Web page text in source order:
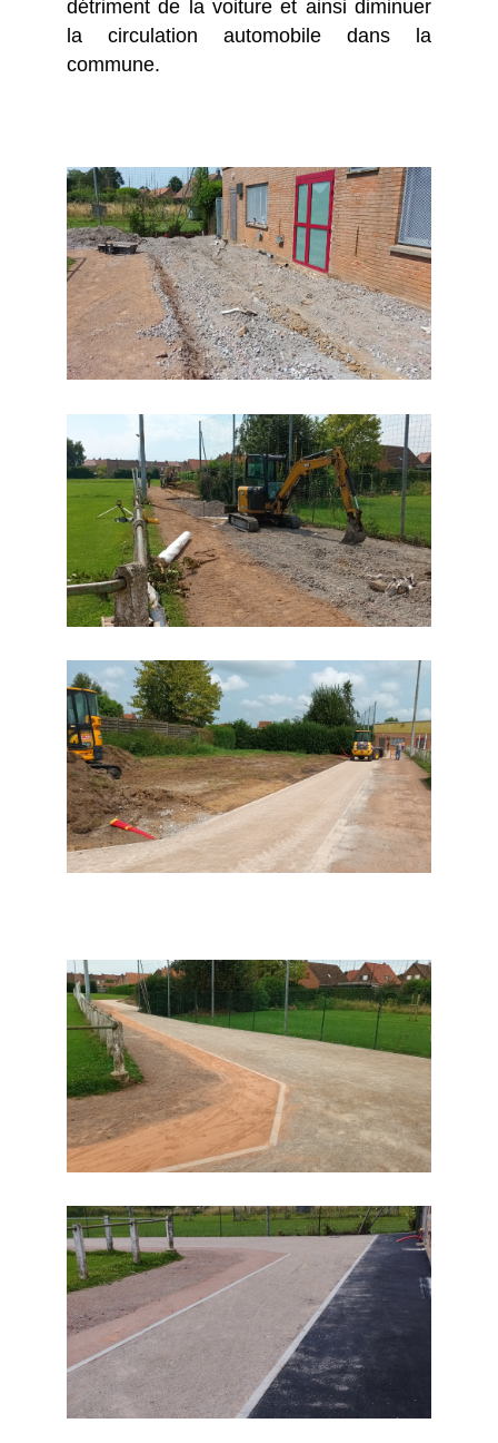
détriment de la voiture et ainsi diminuer
la circulation automobile dans la
commune.